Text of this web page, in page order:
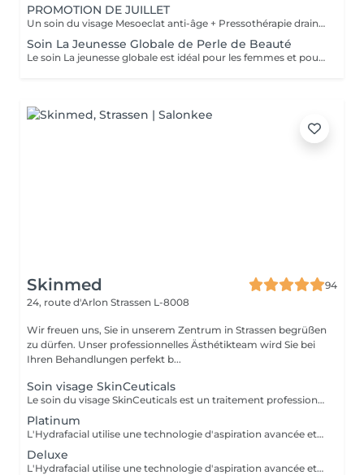
PROMOTION DE JUILLET
Un soin du visage Mesoeclat anti-âge + Pressothérapie drainage lymphatique corps
Soin La Jeunesse Globale de Perle de Beauté
Le soin La jeunesse globale est idéal pour les femmes et pour les hommes. Il s'agit de notre soin le plus populaire et le plus complet. Lès étapes de ce soin: 1) La consultation diagnostic 2) Le massage du dos 3) La préparation de la peau avec un massage drainage lymphatique. 4) Le nettoyage du visage par ultrason 5) La Radiofréquence régénérante 6) Le Massage faciale anti âge sculptural face lifting 7) Le masque adapté à votre type de peau, à l'état de la peau. Pendant la pose de masque un massage crânien pour stimuler la pousse des cheveux. 8) Application de la crème de jour.
Skinmed
94
24, route d'Arlon Strassen L-8008
Wir freuen uns, Sie in unserem Zentrum in Strassen begrüßen
zu dürfen. Unser professionnelles Ästhétikteam wird Sie bei
Ihren Behandlungen perfekt b...
Soin visage SkinCeuticals
Le soin du visage SkinCeuticals est un traitement professionnel utilisant les produits hautement concentrés et scientifiquement formulés de la marque SkinCeuticals. Ces soins sont conçus pour traiter différents types de peau et préoccupations cutanées comme le vieillissement, les taches pigmentaires, l'acné ou la déshydratation. Les types de soins SkinCeuticals : - Soin éclat & anti-oxydant Utilise la vitamine C pour booster l'éclat et protéger contre les agressions extérieures. - Soin anti-âge & fermeté Intègre des actifs comme le rétinol et l'acide hyaluronique pour lisser les rides et raffermir la peau. - Soin purifiant & anti-imperfections Conçu pour les peaux sujettes à l'acné avec des ingrédients comme l'acide salicylique. - Soin hydratant & apaisant Idéal pour les peaux sensibles ou déshydratées, avec des actifs comme le panthénol et l'aloé Vera. - Peeling professionnel Utilisation d'acides exfoliants (comme l'acide glycolique) pour un effet peau neuve et un teint plus uniforme. Déroulement d'un soin SkinCeuticals : 1 Nettoyage profond de la peau 2 Exfoliation douce ou peeling selon les besoins 3 Massage et/ou masque adapté 4 Application de sérums hautement concentrés 5 Hydratation et protection solaire Ce soin est idéal en complément d'une routine SkinCeuticals à domicile pour maximiser les résultats.
Platinum
L'Hydrafacial utilise une technologie d'aspiration avancée et brevetée pour nettoyer la peau en profondeur et délivrer efficacement des principes actifs (nutriments, peptides, acide hyaluronique, vitamines, ) et également de puissants antioxydants pour contrer les dommages causés par les radicaux libres (par la pollution, le soleil et le stress) qui peuvent dégrader la peau et accélérer le processus de vieillissement. Chaque peau étant unique, le soin est donc adapté à chaque client pour répondre efficacement, le plus précisément possible et en toute sécurité aux problèmes cutanés spécifiques. Il va traiter : - Rides et ridules - Elasticité et fermeté - Texture de la peau - Taches brunes - Comédons, et points noirs - Peau grasse, excès de sébum - Pores dilatés Le soin Platinum comprend 7 étapes : drainage lymphatique, exfoliation (élimination des cellules mortes), peeling , extraction (nettoyage en profondeur) , booster ( en fonction des besoins de la peau ), LED , infusions antioxydants.
Deluxe
L'Hydrafacial utilise une technologie d'aspiration avancée et brevetée pour nettoyer la peau en profondeur et délivrer efficacement des principes actifs (nutriments, peptides, acide hyaluronique, vitamines, ) et également de puissants antioxydants pour contrer les dommages causés par les radicaux libres (par la pollution, le soleil et le stress) qui peuvent dégrader la peau et accélérer le processus de vieillissement. Chaque peau étant unique, le soin est donc adapté à chaque client pour répondre efficacement, le plus précisément possible et en toute sécurité aux problèmes cutanés spécifiques. Il va traiter : - Rides et ridules - Elasticité et fermeté - Texture de la peau - Taches brunes - Comédons, et points noirs - Peau grasse, excès de sébum - Pores dilatés Le soin Deluxe comprend 6 étapes : exfoliation (élimination des cellules mortes), peeling, extraction (nettoyage en profondeur), booster (en fonction des besoins de la peau), LED, infusions antioxydants.